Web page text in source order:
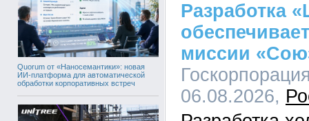
Quorum от «Наносемантики»: новая
ИИ-платформа для автоматической
обработки корпоративных встреч
Разработка
миссии
06.08.2026,